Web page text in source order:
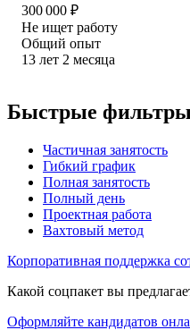
300 000 ₽
Не ищет работу
Общий опыт
13 лет 2 месяца
Быстрые фильтры
Частичная занятость
Гибкий график
Полная занятость
Полный день
Проектная работа
Вахтовый метод
Корпоративная поддержка
Какой соцпакет вы
Оформляйте кандидатов